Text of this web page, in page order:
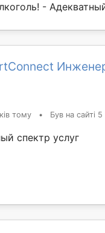
-
тому • Був на сайті
спектр услуг